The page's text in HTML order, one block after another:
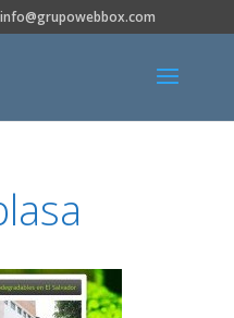
info@grupowebbox.com